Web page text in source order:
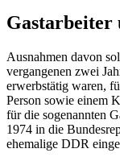
Gastarbeiter
Ausnahmen davon
vergangenen zwei
erwerbstätig waren,
Person sowie einem
für die sogenannten
1974 in die
ehemalige DDR